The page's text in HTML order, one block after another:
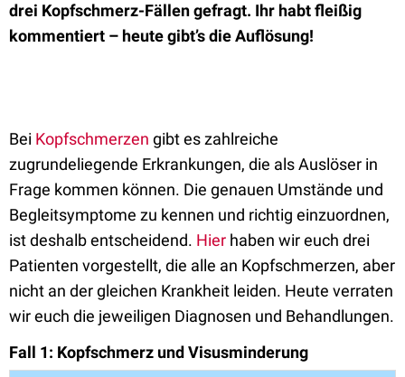
drei Kopfschmerz-Fällen gefragt. Ihr habt fleißig
kommentiert – heute gibt’s die Auflösung!
Bei Kopfschmerzen gibt es zahlreiche
zugrundeliegende Erkrankungen, die als Auslöser in
Frage kommen können. Die genauen Umstände und
Begleitsymptome zu kennen und richtig einzuordnen,
ist deshalb entscheidend. Hier haben wir euch drei
Patienten vorgestellt, die alle an Kopfschmerzen, aber
nicht an der gleichen Krankheit leiden. Heute verraten
wir euch die jeweiligen Diagnosen und Behandlungen.
Fall 1: Kopfschmerz und Visusminderung